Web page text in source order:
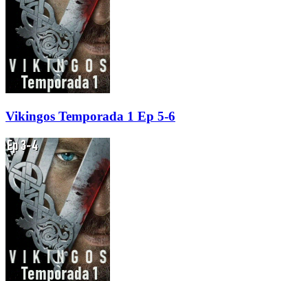
Vikingos Temporada 1 Ep 5-6